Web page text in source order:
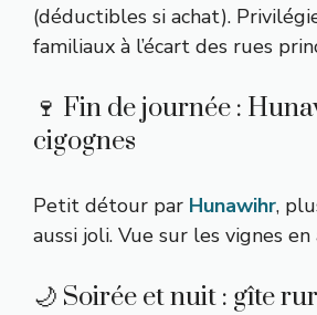
(déductibles si achat).
familiaux à l’écart des rues
🍷 Fin de journée :
cigognes
Petit détour par Hunawihr,
aussi joli. Vue sur les vignes en
🌙 Soirée et nuit : gîte